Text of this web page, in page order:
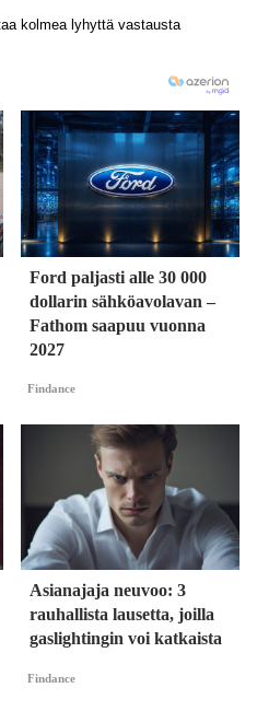
Ford paljasti alle 30 000
dollarin sähköavolavan –
Fathom saapuu vuonna
2027
Findance
Asianajaja neuvoo: 3
rauhallista lausetta, joilla
gaslightingin voi katkaista
Findance